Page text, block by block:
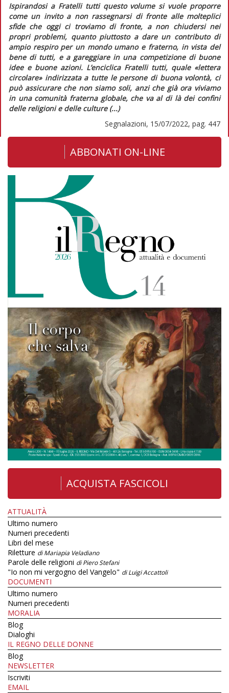
Ispirandosi a Fratelli tuttiquesto volume si vuole proporre
come un invito a non rassegnarsi di fronte alle molteplici
sfide che oggi ci troviamo di fronte, a non chiudersi nei
propri problemi, quanto piuttosto a dare un contributo di
ampio respiro per un mondo umano e fraterno, in vista del
bene di tutti, e a gareggiare in una competizione di buone
idee e buone azioni. L’enciclicaFratelli tutti, quale «lettera
circolare» indirizzata a tutte le persone di buona volontà, ci
può assicurare che non siamo soli, anzi che già ora viviamo
in una comunità fraterna globale, che va al di là dei confini
delle religioni e delle culture (...)
Segnalazioni, 15/07/2022, pag. 447
ABBONATI ON-LINE
ACQUISTA FASCICOLI
ATTUALITÀ
Ultimo numero
Numeri precedenti
Libri del mese
Riletture di Mariapia Veladiano
Parole delle religioni di Piero Stefani
"Io non mi vergogno del Vangelo" di Luigi Accattoli
DOCUMENTI
Ultimo numero
Numeri precedenti
MORALIA
Blog
Dialoghi
IL REGNO DELLE DONNE
Blog
NEWSLETTER
Iscriviti
EMAIL